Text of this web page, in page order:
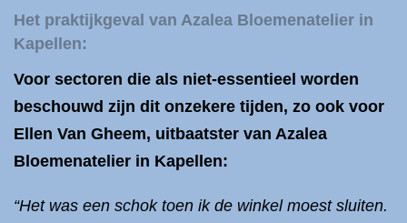
Het praktijkgeval van Azalea Bloemenatelier in
Kapellen:
Voor sectoren die als niet-essentieel worden
beschouwd zijn dit onzekere tijden, zo ook voor
Ellen Van Gheem, uitbaatster van Azalea
Bloemenatelier in Kapellen:
“Het was een schok toen ik de winkel moest sluiten.